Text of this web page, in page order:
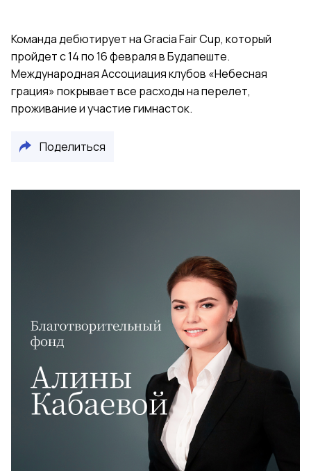
Команда дебютирует на Gracia Fair Cup, который
пройдет с 14 по 16 февраля в Будапеште.
Международная Ассоциация клубов «Небесная
грация» покрывает все расходы на перелет,
проживание и участие гимнасток.
Поделиться